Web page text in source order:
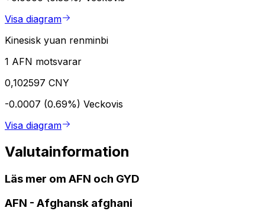
Visa diagram
Kinesisk yuan renminbi
1 AFN motsvarar
0,102597 CNY
-0.0007 (0.69%) Veckovis
Visa diagram
Valutainformation
Läs mer om AFN och GYD
AFN - Afghansk afghani